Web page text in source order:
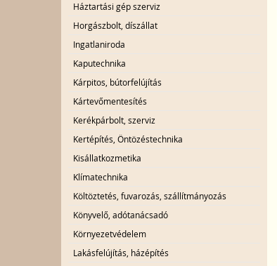
Háztartási gép szerviz
Horgászbolt, díszállat
Ingatlaniroda
Kaputechnika
Kárpitos, bútorfelújítás
Kártevőmentesítés
Kerékpárbolt, szerviz
Kertépítés, Öntözéstechnika
Kisállatkozmetika
Klímatechnika
Költöztetés, fuvarozás, szállítmányozás
Könyvelő, adótanácsadó
Környezetvédelem
Lakásfelújítás, házépítés